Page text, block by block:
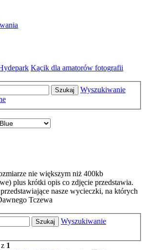
Kącik dla amatorów fotografii
Szukaj
Wyszukiwanie
nie większym niż 400kb
plus krótki opis co zdjęcie przedstawia.
nasze wycieczki, na których
Tczewa
Szukaj
Wyszukiwanie
z 1